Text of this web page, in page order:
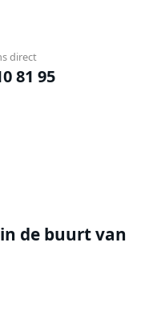
direct
81 95
de buurt van